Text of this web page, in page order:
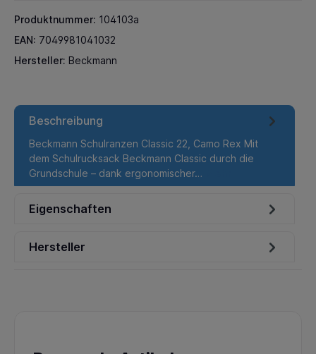
Produktnummer: 104103a
EAN: 7049981041032
Hersteller: Beckmann
Beschreibung
Beckmann Schulranzen Classic 22, Camo Rex Mit
dem Schulrucksack Beckmann Classic durch die
Grundschule – dank ergonomischer…
Eigenschaften
Hersteller